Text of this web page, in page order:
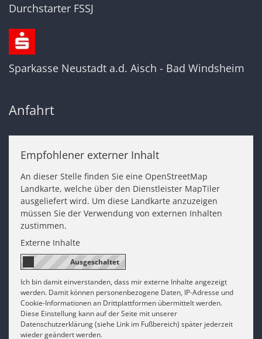
Durchstarter FSSJ
Sparkasse Neustadt a.d. Aisch - Bad Windsheim
Anfahrt
Empfohlener externer Inhalt
An dieser Stelle finden Sie eine OpenStreetMap
Landkarte, welche über den Dienstleister MapTiler
ausgeliefert wird. Um diese Landkarte anzuzeigen
müssen Sie der Verwendung von externen Inhalten
zustimmen.
Externe Inhalte
Ich bin damit einverstanden, dass mir externe Inhalte angezeigt
werden. Damit können personenbezogene Daten, IP-Adresse und
Cookie-Informationen an Drittplattformen übermittelt werden.
Diese Einstellung kann auf der Seite mit unserer
Datenschutzerklärung (siehe Link im Fußbereich) später jederzeit
wieder geändert werden.